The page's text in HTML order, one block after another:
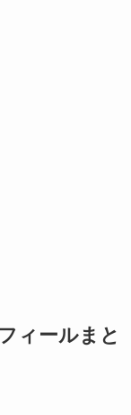
ィールまと